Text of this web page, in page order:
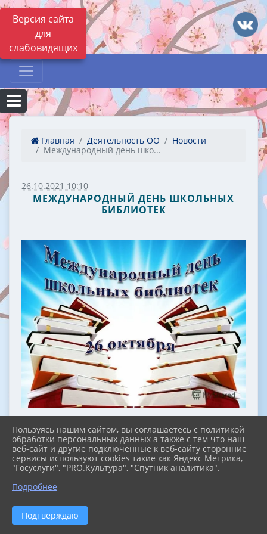
Версия сайта
для
слабовидящих
Главная Деятельность ОО
Новости
Международный день шко...
26.10.2021 10:10
МЕЖДУНАРОДНЫЙ ДЕНЬ ШКОЛЬНЫХ
БИБЛИОТЕК
26 октября «Международный день
школьных библиотек». К сожалению в
нашем современном мире, в мире
технологий, мы совсем забыли о том, что
есть книги.
Библиотека-это место в котором каждый
человек может уединиться, найти ответ
на все вопросы, а так же погрузиться в
мир знаний. Книга- лучший друг
Пользуясь нашим сайтом, вы соглашаетесь с политикой
обработки персональных данных а также с тем что наш
веб-сайт и другие подключенные к веб-сайту сторонние
сервисы используют cookies такие как Яндекс Метрика,
"Госуслуги", "PRO.Культура", "Спутник аналитика".
Подробнее
Подтверждаю